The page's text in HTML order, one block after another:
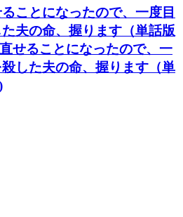
ことになったので、一度目
夫の命、握ります（単話版
せることになったので、一
した夫の命、握ります（単